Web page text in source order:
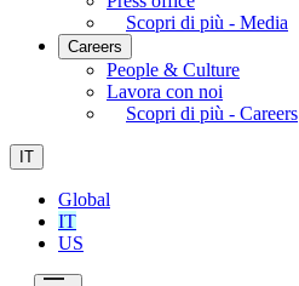
Scopri di più - Media
Careers
People & Culture
Lavora con noi
Scopri di più - Careers
IT
Global
IT
US